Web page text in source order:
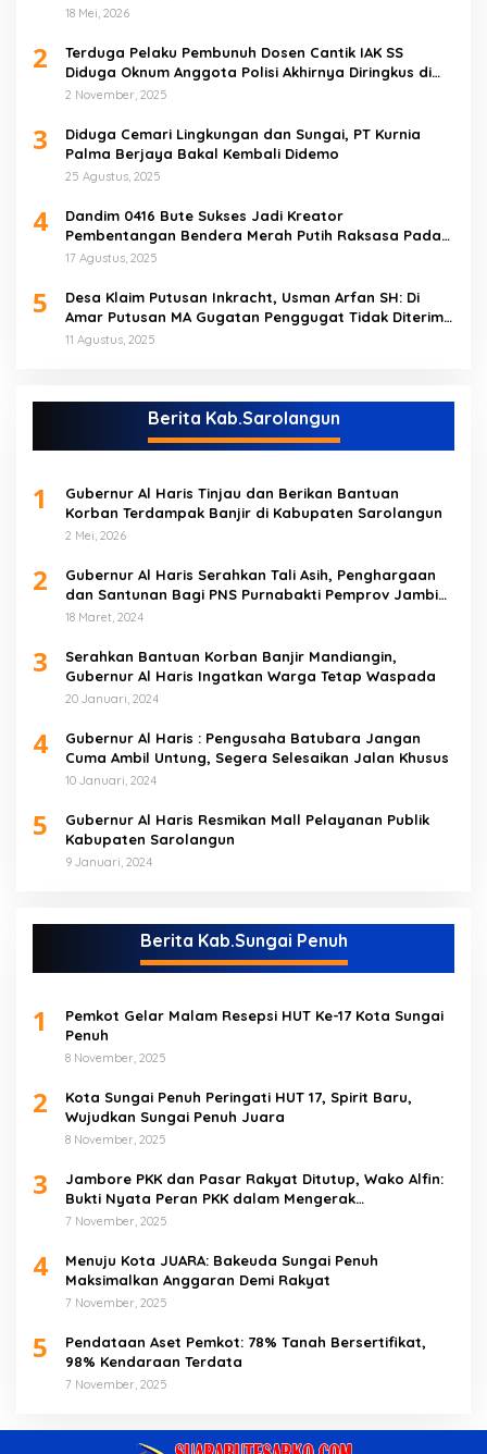
18 Mei, 2026
2
Terduga Pelaku Pembunuh Dosen Cantik IAK SS
Diduga Oknum Anggota Polisi Akhirnya Diringkus di
Tebo Tengah
2 November, 2025
3
Diduga Cemari Lingkungan dan Sungai, PT Kurnia
Palma Berjaya Bakal Kembali Didemo
25 Agustus, 2025
4
Dandim 0416 Bute Sukses Jadi Kreator
Pembentangan Bendera Merah Putih Raksasa Pada
Peringatan HUT RI ke 80 di Tebo
17 Agustus, 2025
5
Desa Klaim Putusan Inkracht, Usman Arfan SH: Di
Amar Putusan MA Gugatan Penggugat Tidak Diterima
(NO)
11 Agustus, 2025
Berita Kab.Sarolangun
1
Gubernur Al Haris Tinjau dan Berikan Bantuan
Korban Terdampak Banjir di Kabupaten Sarolangun
2 Mei, 2026
2
Gubernur Al Haris Serahkan Tali Asih, Penghargaan
dan Santunan Bagi PNS Purnabakti Pemprov Jambi
Yang Berada di Sarolangun
18 Maret, 2024
3
Serahkan Bantuan Korban Banjir Mandiangin,
Gubernur Al Haris Ingatkan Warga Tetap Waspada
20 Januari, 2024
4
Gubernur Al Haris : Pengusaha Batubara Jangan
Cuma Ambil Untung, Segera Selesaikan Jalan Khusus
10 Januari, 2024
5
Gubernur Al Haris Resmikan Mall Pelayanan Publik
Kabupaten Sarolangun
9 Januari, 2024
Berita Kab.Sungai Penuh
1
Pemkot Gelar Malam Resepsi HUT Ke-17 Kota Sungai
Penuh
8 November, 2025
2
Kota Sungai Penuh Peringati HUT 17, Spirit Baru,
Wujudkan Sungai Penuh Juara
8 November, 2025
3
Jambore PKK dan Pasar Rakyat Ditutup, Wako Alfin:
Bukti Nyata Peran PKK dalam Mengerak
Perekonomian Masyarakat
7 November, 2025
4
Menuju Kota JUARA: Bakeuda Sungai Penuh
Maksimalkan Anggaran Demi Rakyat
7 November, 2025
5
Pendataan Aset Pemkot: 78% Tanah Bersertifikat,
98% Kendaraan Terdata
7 November, 2025